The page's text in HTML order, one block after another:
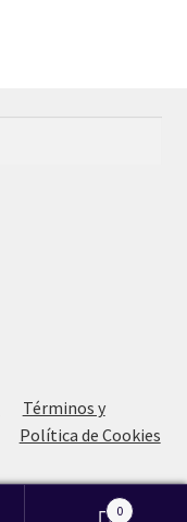
Términos y
Política de Cookies
0